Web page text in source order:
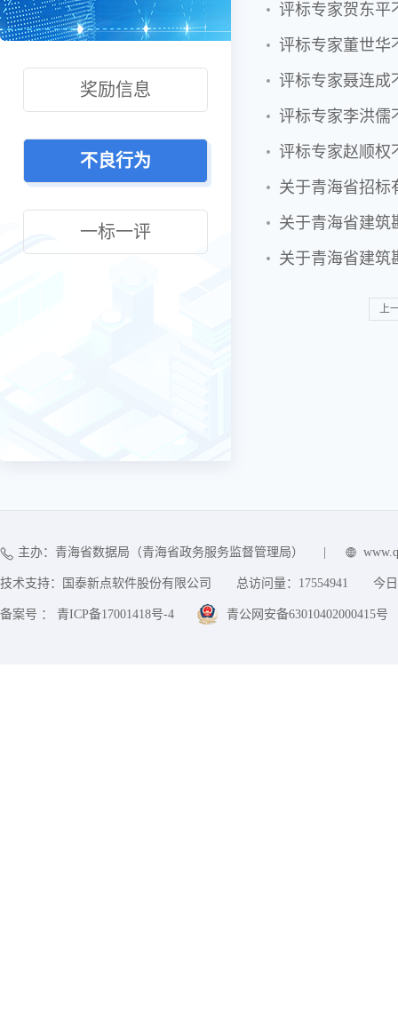
奖励信息
不良行为
一标一评
评标专家贺东平
评标专家董世华
评标专家聂连成
评标专家李洪儒
评标专家赵顺权
关于青海省招标
关于青海省建筑
关于青海省建筑
上
主办：青海省数据局（青海省政务服务监督管理局）
技术支持：国泰新点软件股份有限公司 总访问量： 17554941 今
备案号 ： 青ICP备17001418号-4 青公网安备63010402000415号